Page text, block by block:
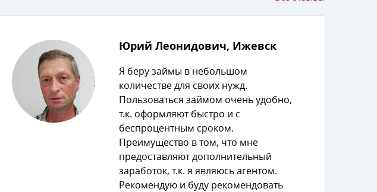
Я беру займы в небольшом
количестве для своих нужд.
Пользоваться займом очень удобно,
т.к. оформляют быстро и с
еспроцентным сроком.
Преимущество в том, что мне
предоставляют дополнительный
заработок, т.к. я являюсь агентом.
Рекомендую и буду рекомендовать
Юрий Леонидович, Ижевск